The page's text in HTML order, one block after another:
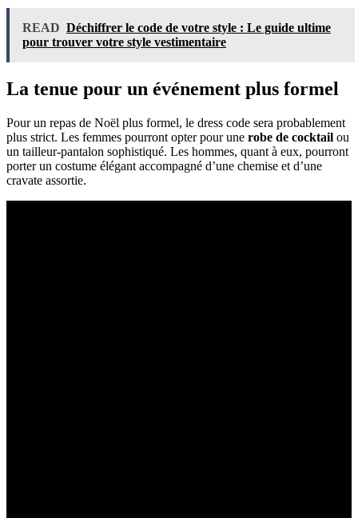
READ Déchiffrer le code de votre style : Le guide ultime
pour trouver votre style vestimentaire
La tenue pour un événement plus formel
Pour un repas de Noël plus formel, le dress code sera probablement
plus strict. Les femmes pourront opter pour une robe de cocktail ou
un tailleur-pantalon sophistiqué. Les hommes, quant à eux, pourront
porter un costume élégant accompagné d’une chemise et d’une
cravate assortie.